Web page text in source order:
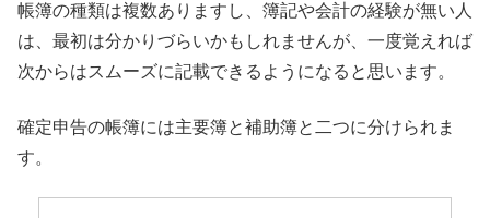
帳簿の種類は複数ありますし、簿記や会計の経験が無い人
は、最初は分かりづらいかもしれませんが、一度覚えれば
次からはスムーズに記載できるようになると思います。
確定申告の帳簿には主要簿と補助簿と二つに分けられま
す。